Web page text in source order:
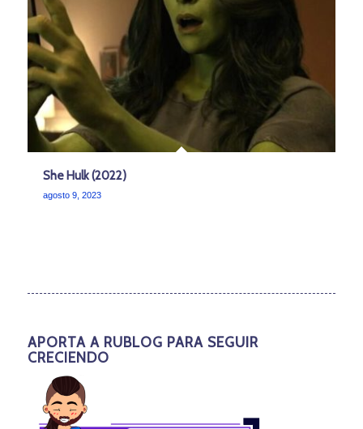
She Hulk (2022)
agosto 9, 2023
APORTA A RUBLOG PARA SEGUIR
CRECIENDO